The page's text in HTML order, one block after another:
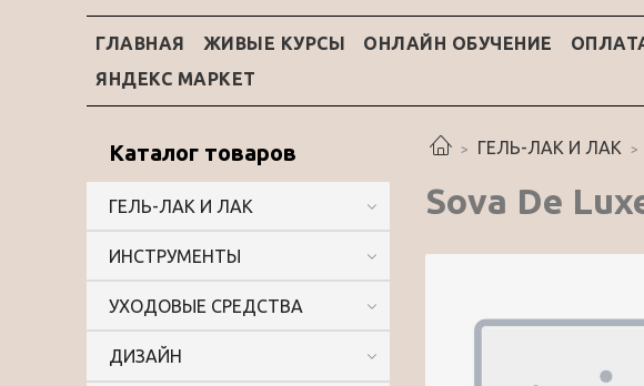
ГЛАВНАЯ ЖИВЫЕ КУРСЫ ОНЛАЙН ОБУЧЕНИЕ
ЯНДЕКС МАРКЕТ
ГЕЛЬ-ЛАК И ЛАК
Sova De
Каталог товаров
ГЕЛЬ-ЛАК И ЛАК
ИНСТРУМЕНТЫ
УХОДОВЫЕ СРЕДСТВА
ДИЗАЙН